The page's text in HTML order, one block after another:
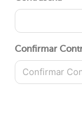
Confirmar